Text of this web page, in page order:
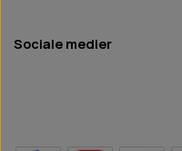
Sociale medier